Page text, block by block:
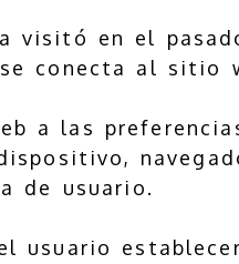
visitó en el
conecta al sitio
a las
de usuario.
usuario